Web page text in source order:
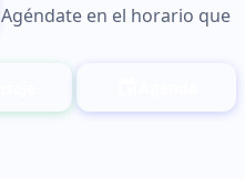
Agéndate en el horario que